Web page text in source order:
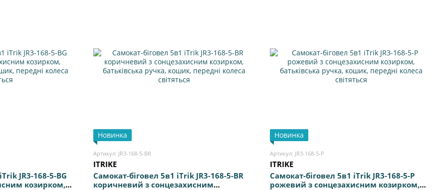
JR3-168-5-BG
козирком,
Новинка
Артикул: JR3-168-5-BR
ITRIKE
Самокат-біговел 5в1 iTrik JR3-168-5-BR
коричневий з сонцезахисним
Новинка
Артикул: JR3-168-5-P
ITRIKE
Самокат-біговел 5в1 iTrik JR3-168-5-P
рожевий з сонцезахисним козирком,